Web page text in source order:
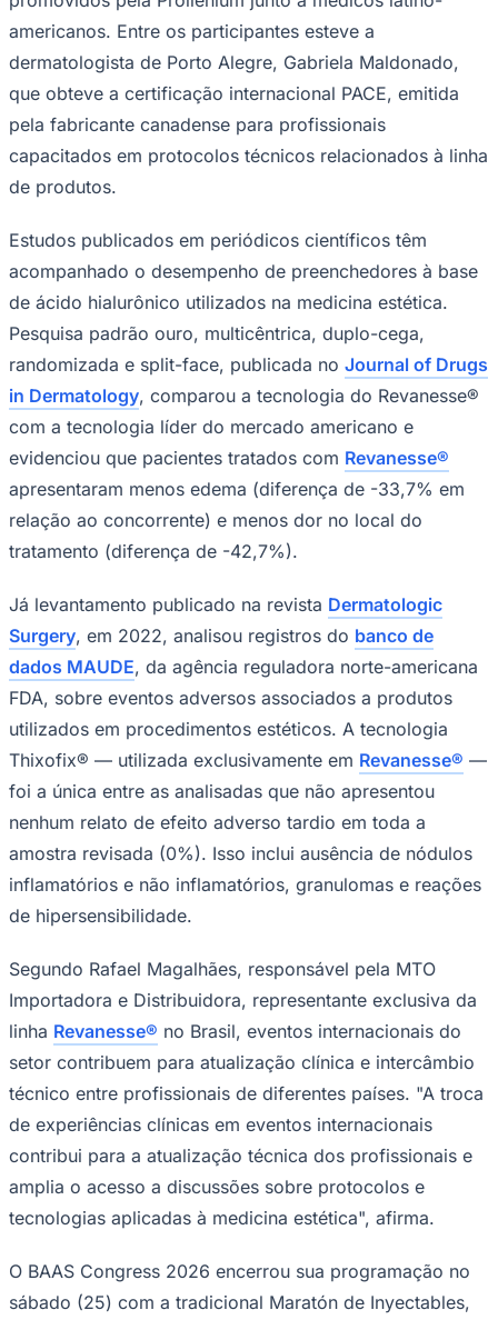
Corinthians
Palmeiras
São Paulo
americanos. Entre os participantes esteve a
dermatologista de Porto Alegre, Gabriela Maldonado,
que obteve a certificação internacional PACE, emitida
pela fabricante canadense para profissionais
capacitados em protocolos técnicos relacionados à linha
de produtos.
Estudos publicados em periódicos científicos têm
acompanhado o desempenho de preenchedores à base
de ácido hialurônico utilizados na medicina estética.
Pesquisa padrão ouro, multicêntrica, duplo-cega,
randomizada e split-face, publicada no Journal of Drugs
in Dermatology, comparou a tecnologia do Revanesse®
com a tecnologia líder do mercado americano e
evidenciou que pacientes tratados com Revanesse®
apresentaram menos edema (diferença de -33,7% em
relação ao concorrente) e menos dor no local do
tratamento (diferença de -42,7%).
Já levantamento publicado na revista Dermatologic
Surgery, em 2022, analisou registros do banco de
dados MAUDE, da agência reguladora norte-americana
FDA, sobre eventos adversos associados a produtos
utilizados em procedimentos estéticos. A tecnologia
Thixofix® — utilizada exclusivamente em Revanesse® —
foi a única entre as analisadas que não apresentou
nenhum relato de efeito adverso tardio em toda a
amostra revisada (0%). Isso inclui ausência de nódulos
inflamatórios e não inflamatórios, granulomas e reações
de hipersensibilidade.
Segundo Rafael Magalhães, responsável pela MTO
Importadora e Distribuidora, representante exclusiva da
linha Revanesse® no Brasil, eventos internacionais do
setor contribuem para atualização clínica e intercâmbio
técnico entre profissionais de diferentes países. "A troca
de experiências clínicas em eventos internacionais
contribui para a atualização técnica dos profissionais e
amplia o acesso a discussões sobre protocolos e
tecnologias aplicadas à medicina estética", afirma.
O BAAS Congress 2026 encerrou sua programação no
sábado (25) com a tradicional Maratón de Inyectables,